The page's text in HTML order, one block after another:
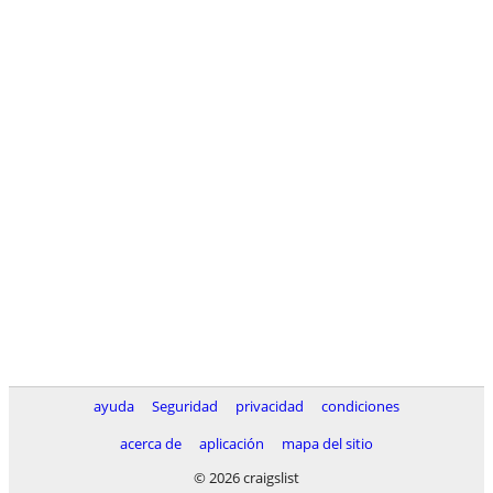
ayuda Seguridad privacidad
condiciones
acerca de
aplicación
mapa del sitio
© 2026 craigslist